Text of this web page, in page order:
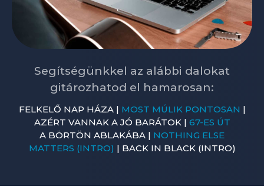
Segítségünkkel az alábbi dalokat
gitározhatod el hamarosan:
FELKELŐ NAP HÁZA | MOST MÚLIK PONTOSAN |
AZÉRT VANNAK A JÓ BARÁTOK | 67-ES ÚT
A BÖRTÖN ABLAKÁBA | NOTHING ELSE
MATTERS (INTRO) | BACK IN BLACK (INTRO)